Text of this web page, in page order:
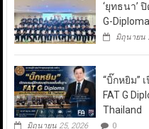
‘ยุทธนา’
G-Diploma
มิถุนายน
“บิ๊กหยิม”
FAT G
Thailand
มิถุนายน 25, 2026 0